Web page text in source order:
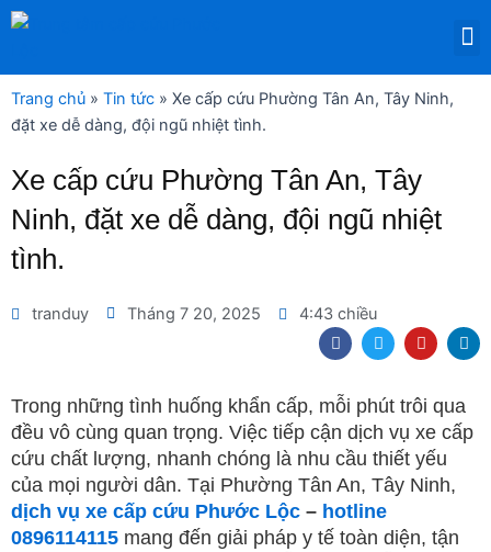
Nhảy
dung
Trang chủ » Tin tức » Xe cấp cứu Phường Tân An, Tây Ninh,
đặt xe dễ dàng, đội ngũ nhiệt tình.
Xe cấp cứu Phường Tân An, Tây
Ninh, đặt xe dễ dàng, đội ngũ nhiệt
tình.
tranduy Tháng 7 20, 2025 4:43 chiều
F
a
c
b
o
o
k
T
w
i
t
e
r
Y
o
u
u
b
e
L
i
n
e
d
i
n
Trong những tình huống khẩn cấp, mỗi phút trôi qua
đều vô cùng quan trọng. Việc tiếp cận dịch vụ xe cấp
cứu chất lượng, nhanh chóng là nhu cầu thiết yếu
của mọi người dân. Tại Phường Tân An, Tây Ninh,
dịch vụ xe cấp cứu Phước Lộc – hotline
0896114115 mang đến giải pháp y tế toàn diện, tận